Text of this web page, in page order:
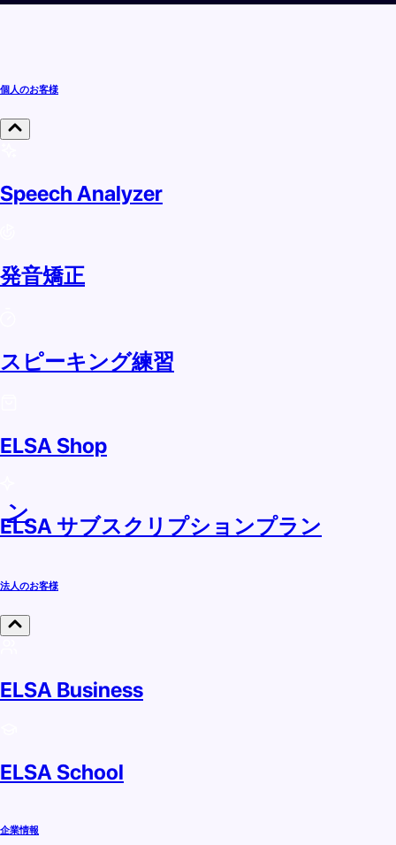
ン
個人のお客様
Speech Analyzer
発音矯正
スピーキング練習
ELSA Shop
ELSA サブスクリプションプラン
法人のお客様
ELSA Business
ELSA School
企業情報